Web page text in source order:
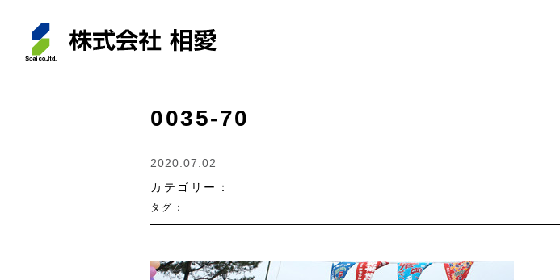
0035-70
2020.07.02
カテゴリー：
タグ：